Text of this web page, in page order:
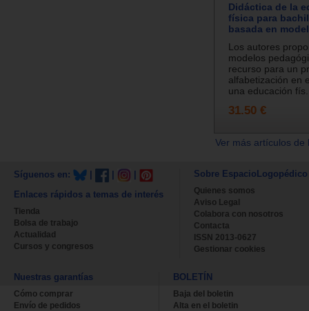
Didáctica de la
física para
basada en
Los autores
modelos
recurso para un
alfabetización en
una educación
31.50 €
Ver más artículos
Síguenos en:
Enlaces rápidos a temas de interés
Tienda
Bolsa de trabajo
Actualidad
Cursos y congresos
Sobre EspacioLogopédico
Quienes somos
Aviso Legal
Colabora con nosotros
Contacta
ISSN 2013-0627
Gestionar cookies
Nuestras garantías
Cómo comprar
Envío de pedidos
BOLETÍN
Baja del boletin
Alta en el boletin